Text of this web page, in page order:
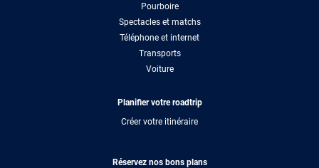
Pourboire
Spectacles et matchs
Téléphone et internet
Transports
Voiture
Planifier votre roadtrip
Créer votre itinéraire
Réservez nos bons plans